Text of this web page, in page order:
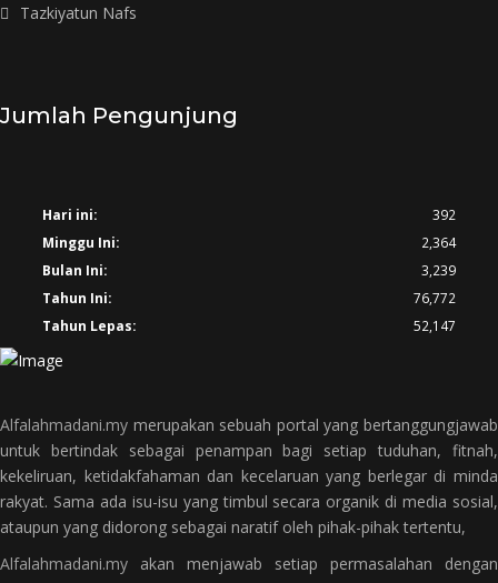
Tazkiyatun Nafs
Jumlah Pengunjung
Hari ini:
392
Minggu Ini:
2,364
Bulan Ini:
3,239
Tahun Ini:
76,772
Tahun Lepas:
52,147
Alfalahmadani.my merupakan sebuah portal yang bertanggungjawab
untuk bertindak sebagai penampan bagi setiap tuduhan, fitnah,
kekeliruan, ketidakfahaman dan kecelaruan yang berlegar di minda
rakyat. Sama ada isu-isu yang timbul secara organik di media sosial,
ataupun yang didorong sebagai naratif oleh pihak-pihak tertentu,
Alfalahmadani.my akan menjawab setiap permasalahan dengan